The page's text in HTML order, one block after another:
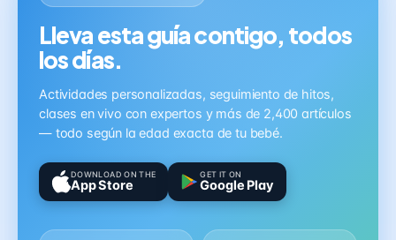
Lleva esta guía contigo, todos
los días.
Actividades personalizadas, seguimiento de hitos,
clases en vivo con expertos y más de 2,400 artículos
— todo según la edad exacta de tu bebé.
DOWNLOAD ON THE
App Store
GET IT ON
Google Play